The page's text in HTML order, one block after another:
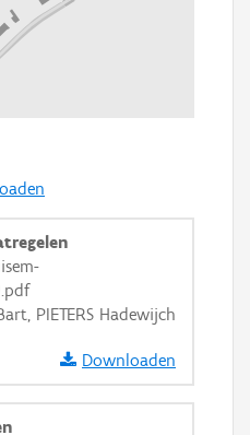
PIETERS Hadewijch
Downloaden